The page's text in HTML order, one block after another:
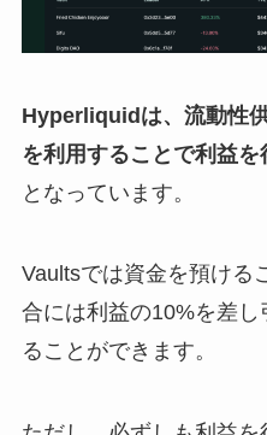
Hyperliquidは、流動性
を利用することで利益
となっています。
Vaultsでは資金を預ける
合には利益の10%を差
ることができます。